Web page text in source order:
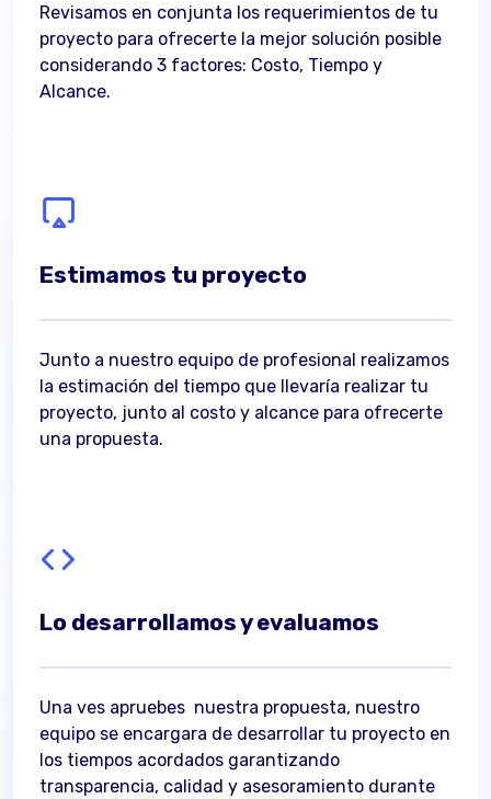
Revisamos en conjunta los requerimientos de tu
proyecto para ofrecerte la mejor solución posible
considerando 3 factores: Costo, Tiempo y
Alcance.
Estimamos tu proyecto
Junto a nuestro equipo de profesional realizamos
la estimación del tiempo que llevaría realizar tu
proyecto, junto al costo y alcance para ofrecerte
una propuesta.
Lo desarrollamos y evaluamos
Una ves apruebes nuestra propuesta, nuestro
equipo se encargara de desarrollar tu proyecto en
los tiempos acordados garantizando
transparencia, calidad y asesoramiento durante